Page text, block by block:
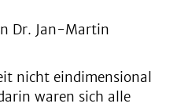
Dr. Jan-Martin
nicht eindimensional
waren sich alle